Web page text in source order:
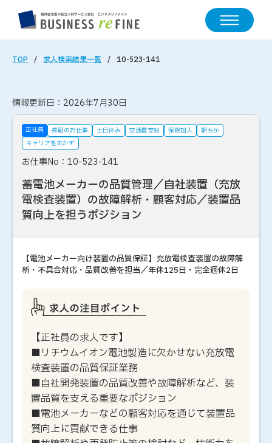
TOP 求人検索結果一覧 10-523-141
情報更新日：2026年7月30日
正社員 長期のお仕事 土日休み 交通費支給 保険加入
駅ちか
キャリアを生かす
お仕事No：10-523-141
蓄電池メーカーの品質管理／自社装置（充放
電検査装置）の故障解析・顧客対応／装置品
質向上を担うポジション
【電池メーカー向け装置の品質保証】充放電検査装置の故障解
析・不具合対応・品質改善を担当／年休125日・完全週休2日
【正社員の求人です】
■リチウムイオン電池製造に欠かせない充放電
検査装置の品質保証業務
■自社開発装置の品質改善や故障解析など、装
置品質を支える重要なポジション
■電池メーカーなどの顧客対応を通じて装置品
質向上に貢献できる仕事